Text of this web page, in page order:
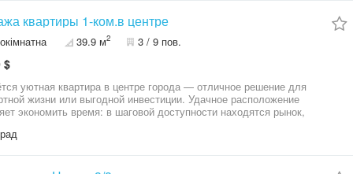
квартиры 1-ком.в центре
39.9 м2 3 / 9 пов.
$
уютная квартира в центре города — отличное решение для
жизни или выгодной инвестиции. Удачное расположение
экономить время: в шаговой доступности находятся рынок,
— всё необходимое рядом. Дом девятиэтажный, квартира